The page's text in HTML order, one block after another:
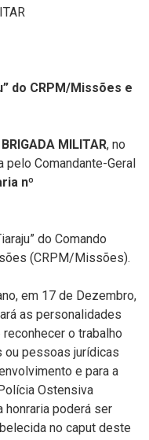
do CRPM/Missões e
MILITAR, no
Comandante-Geral
nº
do Comando
(CRPM/Missões).
em 17 de Dezembro,
as personalidades
o trabalho
ou pessoas jurídicas
e para a
Ostensiva
honraria poderá ser
no caput deste